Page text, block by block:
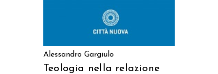
Alessandro Gargiulo
Teologia nella relazione